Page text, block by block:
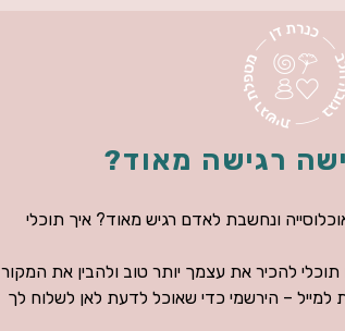
רגישה מאוד?
ונחשבת לאדם רגיש מאוד? איך תוכלי
להכיר את עצמך יותר טוב ולהבין את המקור
למייל – הירשמי כדי שאוכל לדעת לאן לשלוח לך